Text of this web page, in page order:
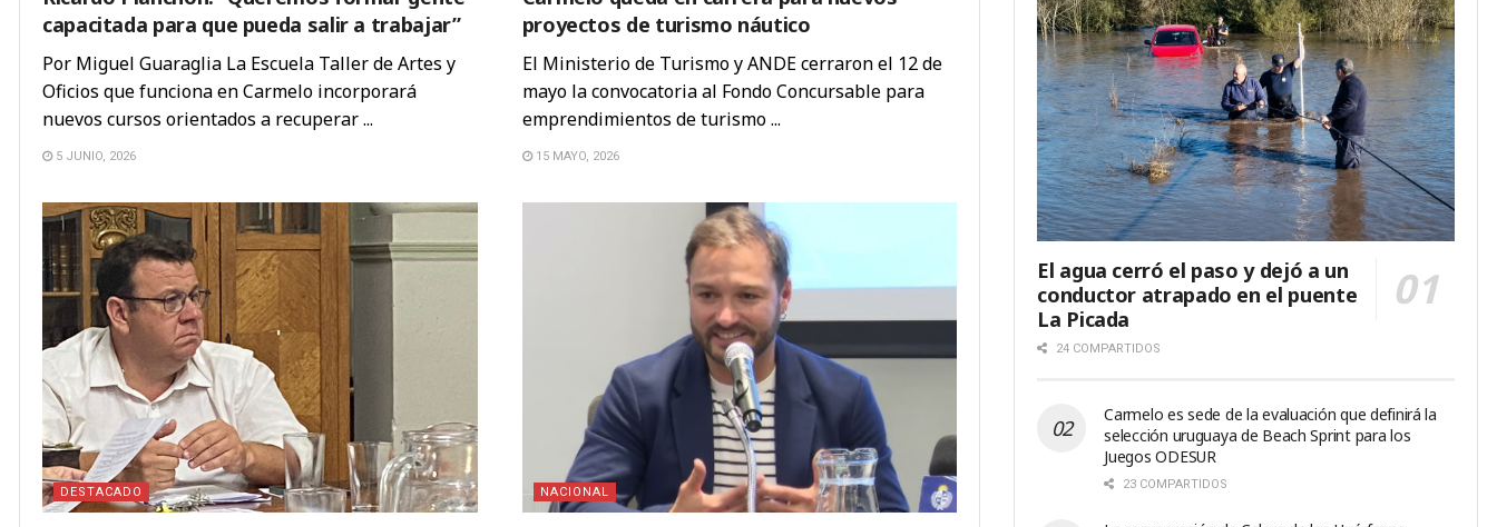
capacitada para que pueda salir a trabajar”
Por Miguel Guaraglia La Escuela Taller de Artes y
Oficios que funciona en Carmelo incorporará
nuevos cursos orientados a recuperar ...
5 JUNIO, 2026
proyectos de turismo náutico
El Ministerio de Turismo y ANDE cerraron el 12 de
mayo la convocatoria al Fondo Concursable para
emprendimientos de turismo ...
15 MAYO, 2026
DESTACADO NACIONAL
El agua cerró el paso y dejó a un
conductor atrapado en el puente
La Picada
24 COMPARTIDOS
Carmelo es sede de la evaluación que definirá la
selección uruguaya de Beach Sprint para los
Juegos ODESUR
23 COMPARTIDOS